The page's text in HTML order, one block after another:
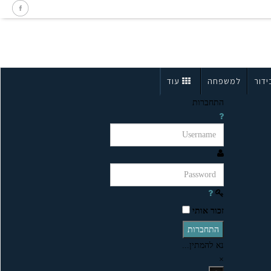
למשפחה עוד
התחברות
זכור אותי
התחברות
נא להמתין...
×